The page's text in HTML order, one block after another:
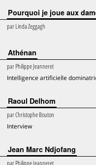
Pourquoi je joue aux
parLinda Zeggagh
Athénan
parPhilippe Jeanneret
Intelligence artificielle
Raoul Delhom
parChristophe Bouton
Interview
Jean Marc Ndjofang
parPhilippe Jeanneret